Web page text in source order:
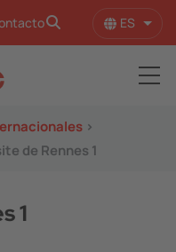
ES
>
de Rennes 1
1